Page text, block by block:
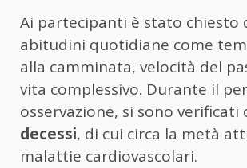
Ai partecipanti è stato chiesto
abitudini quotidiane come
alla camminata, velocità del
vita complessivo. Durante il
osservazione, si sono verificati
decessi, di cui circa la metà
malattie cardiovascolari.